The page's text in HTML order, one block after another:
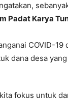
Padat Karya
COVID-
dana desa
fokus untuk